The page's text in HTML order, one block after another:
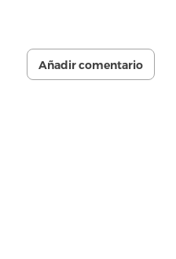
Añadir comentario